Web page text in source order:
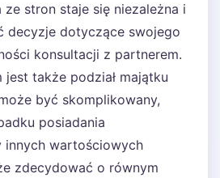
stron staje się niezależna i
decyzje dotyczące swojego
konsultacji z partnerem.
jest także podział majątku
być skomplikowany,
posiadania
innych wartościowych
zdecydować o równym